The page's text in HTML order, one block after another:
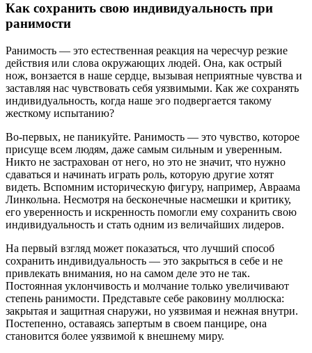
Как сохранить свою индивидуальность при
ранимости
Ранимость — это естественная реакция на чересчур резкие
действия или слова окружающих людей. Она, как острый
нож, вонзается в наше сердце, вызывая неприятные чувства и
заставляя нас чувствовать себя уязвимыми. Как же сохранять
индивидуальность, когда наше эго подвергается такому
жесткому испытанию?
Во-первых, не паникуйте. Ранимость — это чувство, которое
присуще всем людям, даже самым сильным и уверенным.
Никто не застрахован от него, но это не значит, что нужно
сдаваться и начинать играть роль, которую другие хотят
видеть. Вспомним историческую фигуру, например, Авраама
Линкольна. Несмотря на бесконечные насмешки и критику,
его уверенность и искренность помогли ему сохранить свою
индивидуальность и стать одним из величайших лидеров.
На первый взгляд может показаться, что лучший способ
сохранить индивидуальность — это закрыться в себе и не
привлекать внимания, но на самом деле это не так.
Постоянная уклончивость и молчание только увеличивают
степень ранимости. Представьте себе раковину моллюска:
закрытая и защитная снаружи, но уязвимая и нежная внутри.
Постепенно, оставаясь запертым в своем панцире, она
становится более уязвимой к внешнему миру.